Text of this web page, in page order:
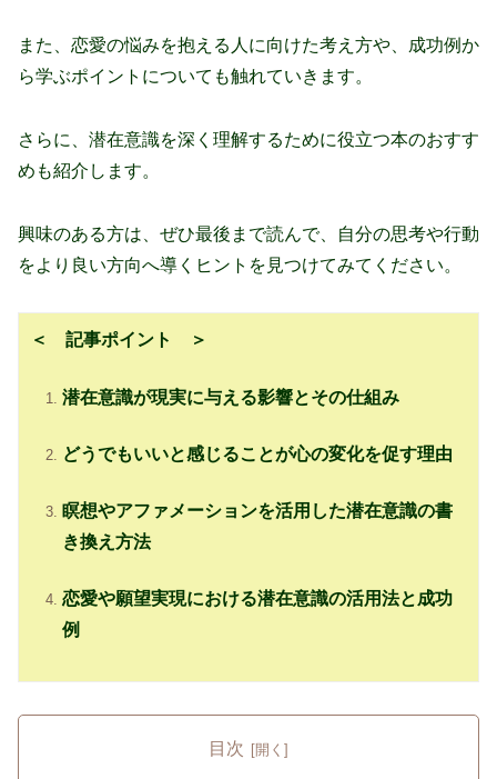
また、恋愛の悩みを抱える人に向けた考え方や、成功例か
ら学ぶポイントについても触れていきます。
さらに、潜在意識を深く理解するために役立つ本のおすす
めも紹介します。
興味のある方は、 ぜひ最後まで読んで、自分の思考や行動
をより良い方向へ導くヒントを見つけてみてください。
＜ 記事ポイント ＞
潜在意識が現実に与える影響とその仕組み
どうでもいいと感じることが心の変化を促す理由
瞑想やアファメーションを活用した潜在意識の書
き換え方法
恋愛や願望実現における潜在意識の活用法と成功
例
目次